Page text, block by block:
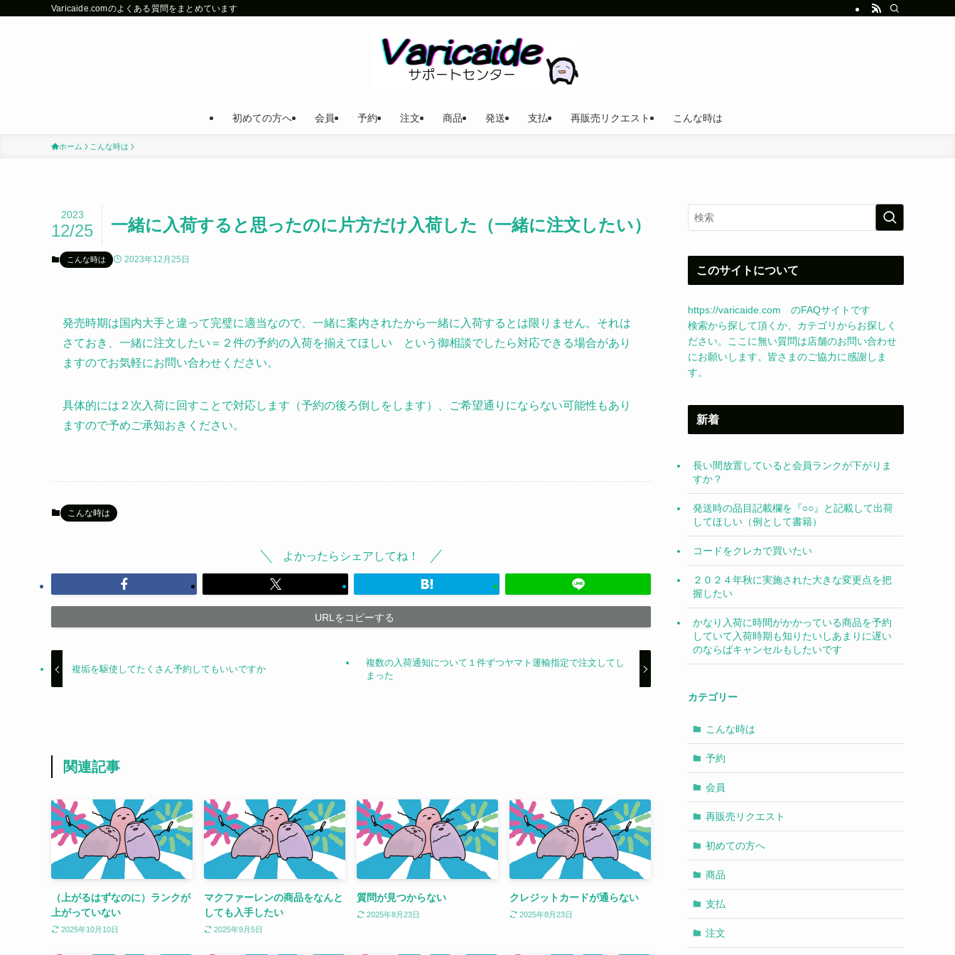
Varicaide.comのよくある質問をまとめています
初めての方へ 会員 予約 注文 商品 発送 支払 再販売リクエスト こんな時は
ホーム こんな時は
一緒に入荷すると思ったのに片方だけ入荷した（一緒に注文したい）
2023
12/25
こんな時は 2023年12月25日
発売時期は国内大手と違って完璧に適当なので、一緒に案内されたから一緒に入荷するとは限りません。それは
さておき、一緒に注文したい＝２件の予約の入荷を揃えてほしい という御相談でしたら対応できる場合があり
ますのでお気軽にお問い合わせください。
具体的には２次入荷に回すことで対応します（予約の後ろ倒しをします）、ご希望通りにならない可能性もあり
ますので予めご承知おきください。
こんな時は
よかったらシェアしてね！
URLをコピーする
複垢を駆使してたくさん予約してもいいですか
複数の入荷通知について１件ずつヤマト運輸指定で注文してし
まった
関連記事
（上がるはずなのに）ランクが
上がっていない
2025年10月10日
マクファーレンの商品をなんと
しても入手したい
2025年9月5日
質問が見つからない
2025年8月23日
クレジットカードが通らない
2025年8月23日
このサイトについて
https://varicaide.com のFAQサイトです
検索から探して頂くか、カテゴリからお探しく
ださい。ここに無い質問は店舗のお問い合わせ
にお願いします。皆さまのご協力に感謝しま
す。
新着
長い間放置していると会員ランクが下がりま
すか？
発送時の品目記載欄を『○○』と記載して出荷
してほしい（例として書籍）
コードをクレカで買いたい
２０２４年秋に実施された大きな変更点を把
握したい
かなり入荷に時間がかかっている商品を予約
していて入荷時期も知りたいしあまりに遅い
のならばキャンセルもしたいです
カテゴリー
こんな時は
予約
会員
再販売リクエスト
初めての方へ
商品
支払
注文